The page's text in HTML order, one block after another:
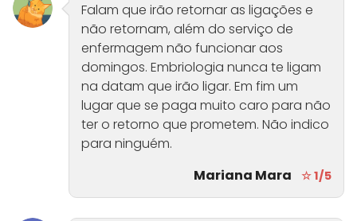
Falam que irão retornar as ligações e
não retornam, além do serviço de
enfermagem não funcionar aos
domingos. Embriologia nunca te ligam
na datam que irão ligar. Em fim um
lugar que se paga muito caro para não
ter o retorno que prometem. Não indico
para ninguém.
Mariana Mara
☆ 1/5